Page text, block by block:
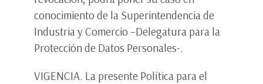
conocimiento de la Superintendencia de
Industria y Comercio –Delegatura para la
Protección de Datos Personales-.
VIGENCIA. La presente Política para el